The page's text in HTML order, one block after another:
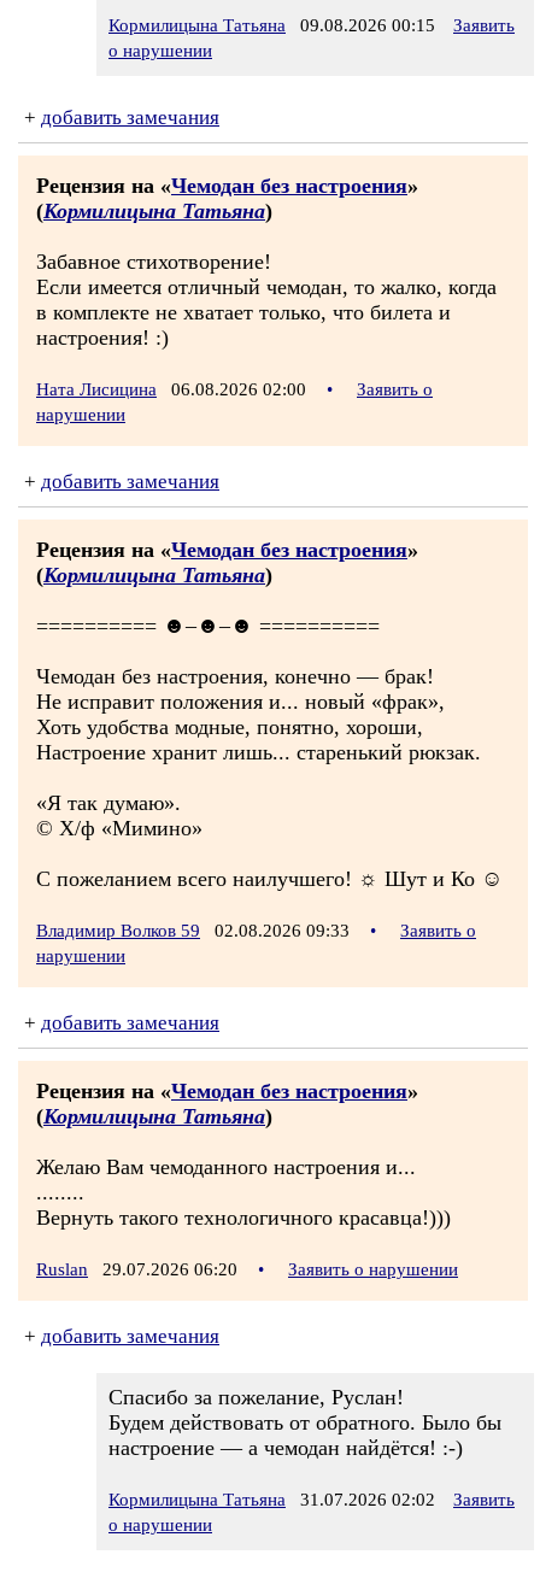
Кормилицына Татьяна 09.08.2026 00:15
Заявить
о нарушении
+ добавить замечания
Рецензия на «Чемодан без настроения»
(Кормилицына Татьяна)
Забавное стихотворение!
Если имеется отличный чемодан, то жалко, когда
в комплекте не хватает только, что билета и
настроения! :)
Ната Лисицина 06.08.2026 02:00 •
Заявить о
нарушении
+ добавить замечания
Рецензия на «Чемодан без настроения»
(Кормилицына Татьяна)
========== ☻–☻–☻ ==========
Чемодан без настроения, конечно — брак!
Не исправит положения и... новый «фрак»,
Хоть удобства модные, понятно, хороши,
Настроение хранит лишь... старенький рюкзак.
«Я так думаю».
© Х/ф «Мимино»
С пожеланием всего наилучшего! ☼ Шут и Ко ☺
Владимир Волков 59 02.08.2026 09:33 •
Заявить о
нарушении
+ добавить замечания
Рецензия на «Чемодан без настроения»
(Кормилицына Татьяна)
Желаю Вам чемоданного настроения и...
........
Вернуть такого технологичного красавца!)))
Ruslan 29.07.2026 06:20 • Заявить о нарушении
+ добавить замечания
Спасибо за пожелание, Руслан!
Будем действовать от обратного. Было бы
настроение — а чемодан найдётся! :-)
Кормилицына Татьяна 31.07.2026 02:02
Заявить
о нарушении